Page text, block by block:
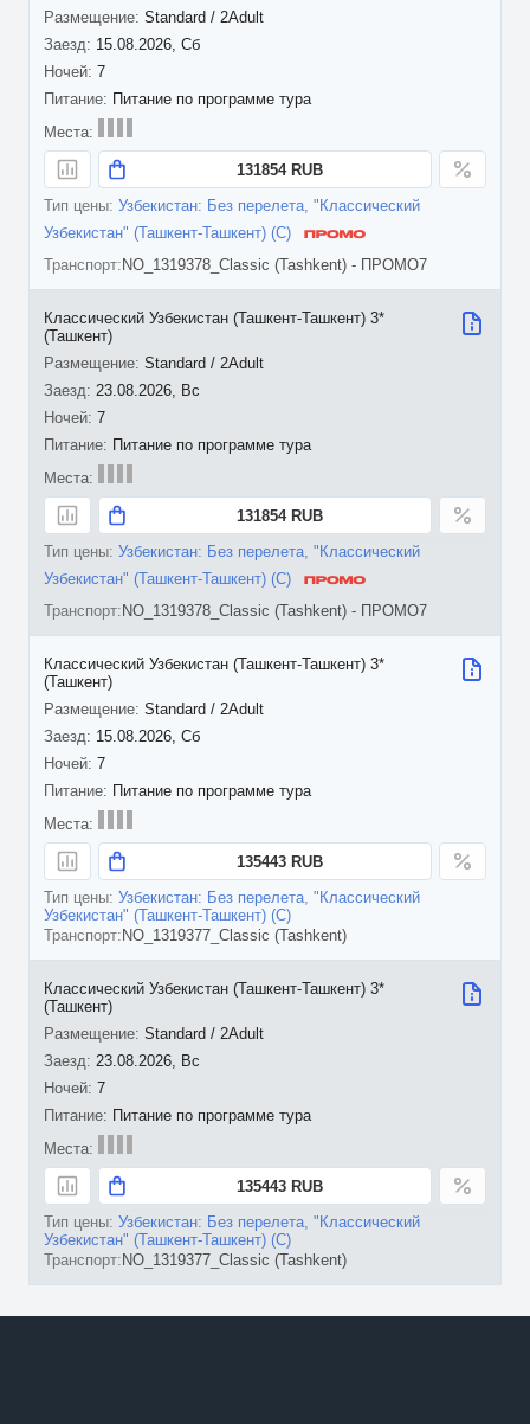
15.08.2026, Сб
7
Standard / 2Adult
Питание по программе тура
131854 RUB
Узбекистан: Без перелета, "Классический
Узбекистан" (Ташкент-Ташкент) (C)
NO_1319378_Classic (Tashkent) - ПРОМО7
23.08.2026, Вс
7
Классический Узбекистан (Ташкент-Ташкент) 3*
(Ташкент)
Standard / 2Adult
Питание по программе тура
131854 RUB
Узбекистан: Без перелета, "Классический
Узбекистан" (Ташкент-Ташкент) (C)
NO_1319378_Classic (Tashkent) - ПРОМО7
15.08.2026, Сб
7
Классический Узбекистан (Ташкент-Ташкент) 3*
(Ташкент)
Standard / 2Adult
Питание по программе тура
135443 RUB
Узбекистан: Без перелета, "Классический
Узбекистан" (Ташкент-Ташкент) (C)
NO_1319377_Classic (Tashkent)
23.08.2026, Вс
7
Классический Узбекистан (Ташкент-Ташкент) 3*
(Ташкент)
Standard / 2Adult
Питание по программе тура
135443 RUB
Узбекистан: Без перелета, "Классический
Узбекистан" (Ташкент-Ташкент) (C)
NO_1319377_Classic (Tashkent)